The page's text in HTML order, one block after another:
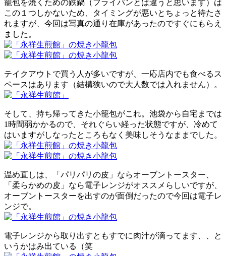
籠包を焼くための鉄鍋（フライパンとは違うと思います）は
この１つしかないため、タイミングが悪いとちょっと待たさ
れますが、今回は写真の通り在庫があったのですぐにもらえ
ました。
テイクアウトで買う人が多いですが、一応店内でも食べるス
ペースはあります（結構狭いので大人数では入れません）。
そして、持ち帰ってきた小籠包がこれ。池袋から自宅までは
1時間弱かかるので、それぐらい経った状態ですが、冷めて
はいますがしなったところもなく美味しそうなままでした。
温め直しは、「パリパリの皮」ならオーブントースター、
「柔らかめの皮」なら電子レンジがオススメらしいですが、
オーブントースターを出すのが面倒だったので今回は電子レ
ンジで。
電子レンジから取り出すともすでに肉汁が滴ってます、、と
いうかはみ出ている（笑